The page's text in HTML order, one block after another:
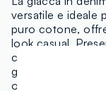
versatile e ideale
puro cotone,
look casual.
cintura che
garantisce
ogni guardaroba.